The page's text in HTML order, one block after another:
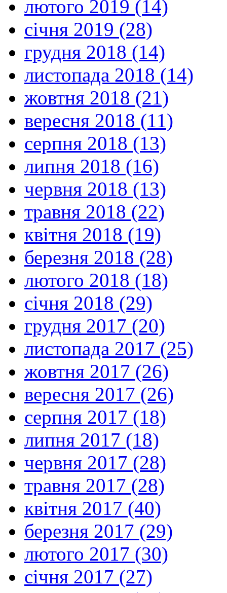
лютого 2019 (14)
січня 2019 (28)
грудня 2018 (14)
листопада 2018 (14)
жовтня 2018 (21)
вересня 2018 (11)
серпня 2018 (13)
липня 2018 (16)
червня 2018 (13)
травня 2018 (22)
квітня 2018 (19)
березня 2018 (28)
лютого 2018 (18)
січня 2018 (29)
грудня 2017 (20)
листопада 2017 (25)
жовтня 2017 (26)
вересня 2017 (26)
серпня 2017 (18)
липня 2017 (18)
червня 2017 (28)
травня 2017 (28)
квітня 2017 (40)
березня 2017 (29)
лютого 2017 (30)
січня 2017 (27)